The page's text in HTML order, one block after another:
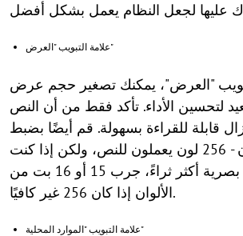
علامة التبويب "العرض"
"العرض"، يمكنك تصغير حجم عرض
لتحسين الأداء. تأكد فقط من أن النص
قابلة للقراءة بسهولة. قم أيضًا بضبط
إعدادات الألوان - 256 لون يعملون للنص، ولكن إذا كنت
بحاجة إلى تأثيرات بصرية أكثر ثراءً، جرب 15 أو 16 بت من
الألوان إذا كان 256 غير كافيًا.
علامة التبويب "الموارد المحلية"